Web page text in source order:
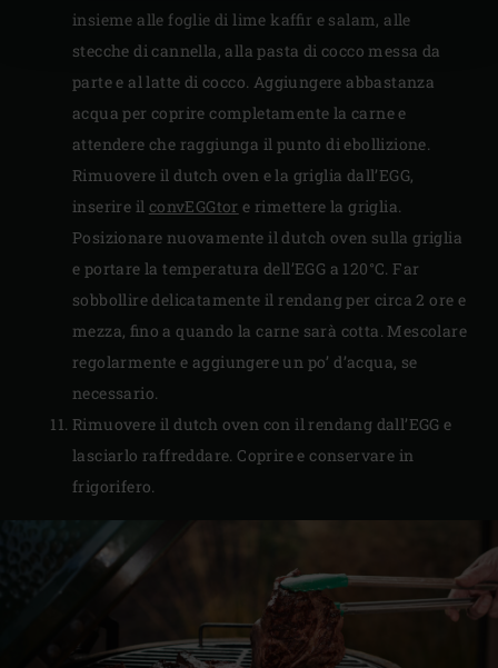
insieme alle foglie di lime kaffir e salam, alle
stecche di cannella, alla pasta di cocco messa da
parte e al latte di cocco. Aggiungere abbastanza
acqua per coprire completamente la carne e
attendere che raggiunga il punto di ebollizione.
Rimuovere il dutch oven e la griglia dall’EGG,
inserire il convEGGtor e rimettere la griglia.
Posizionare nuovamente il dutch oven sulla griglia
e portare la temperatura dell’EGG a 120°C. Far
sobbollire delicatamente il rendang per circa 2 ore e
mezza, fino a quando la carne sarà cotta. Mescolare
regolarmente e aggiungere un po’ d’acqua, se
necessario.
Rimuovere il dutch oven con il rendang dall’EGG e
lasciarlo raffreddare. Coprire e conservare in
frigorifero.